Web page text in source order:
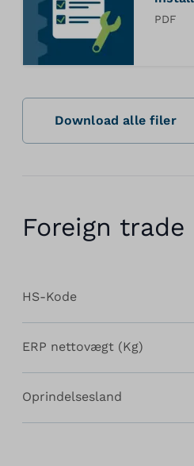
PDF
Download alle filer
Foreign trade
HS-Kode
ERP nettovægt (Kg)
Oprindelsesland